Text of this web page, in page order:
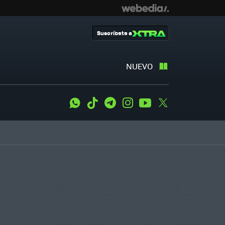
NUEVO
Suscríbete a
WhatsApp
Tiktok TelegramInstagramYoutube